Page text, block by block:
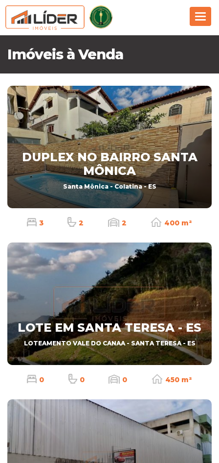
Imóveis à Venda
DUPLEX NO BAIRRO SANTA
MÔNICA
Santa Mônica - Colatina - ES
3 2 2 400 m²
LOTE EM SANTA TERESA - ES
LOTEAMENTO VALE DO CANAA - SANTA TERESA - ES
0 0 0 450 m²